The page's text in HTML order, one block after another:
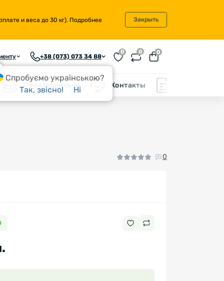
и веса до 30 кг). Подробнее Закрыть
+38 (073) 073 34 88
0 0 0
Производители Контакты
0
Спробуємо українською?
Так, звісно!
Ні